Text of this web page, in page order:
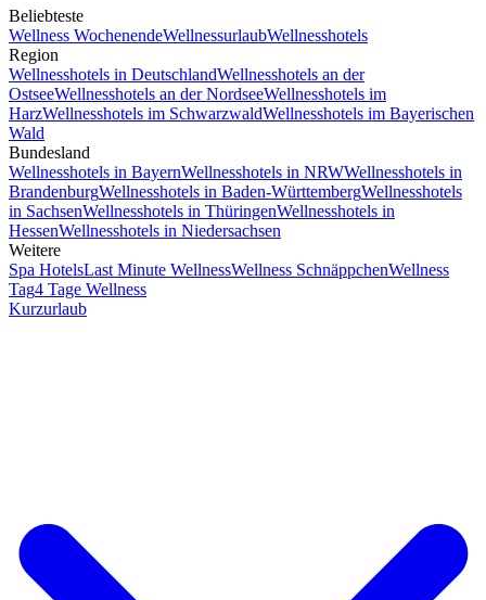
Beliebteste
Wellness WochenendeWellnessurlaubWellnesshotels
Region
Wellnesshotels in DeutschlandWellnesshotels an der
OstseeWellnesshotels an der NordseeWellnesshotels im
HarzWellnesshotels im SchwarzwaldWellnesshotels im Bayerischen
Wald
Bundesland
Wellnesshotels in BayernWellnesshotels in NRWWellnesshotels in
BrandenburgWellnesshotels in Baden-WürttembergWellnesshotels
in SachsenWellnesshotels in ThüringenWellnesshotels in
HessenWellnesshotels in Niedersachsen
Weitere
Spa HotelsLast Minute WellnessWellness SchnäppchenWellness
Tag4 Tage Wellness
Kurzurlaub